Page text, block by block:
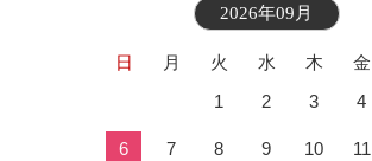
2026年09月
日 月 火 水 木 金
1
2 3 4
6 7 8 9 10 11